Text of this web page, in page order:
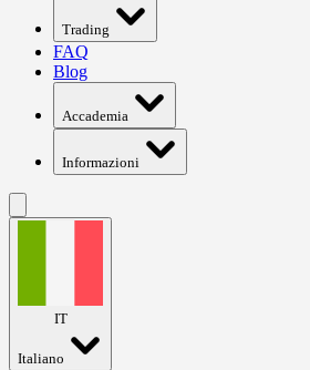
Trading
FAQ
Blog
Accademia
Informazioni
IT
Italiano